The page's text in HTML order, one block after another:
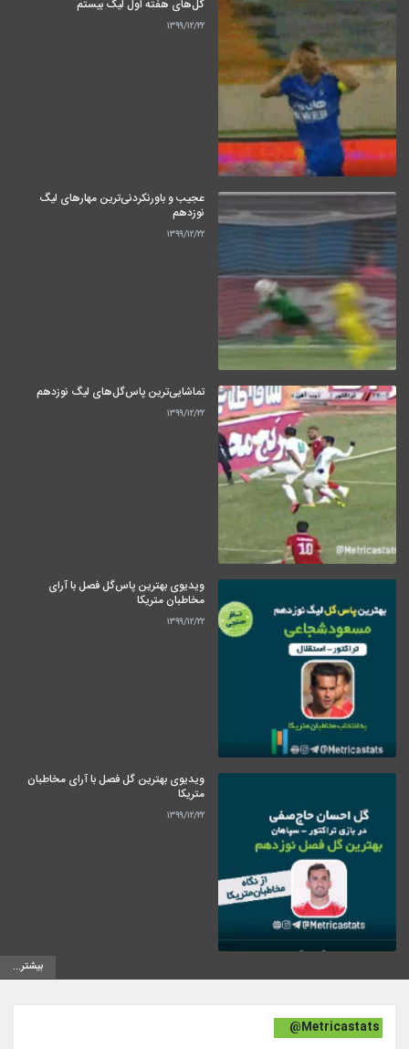
گل‌های هفته اول لیگ بیستم
۱۳۹۹/۱۲/۲۲
عجیب و باورنکردنی‌ترین مهارهای لیگ
نوزدهم
۱۳۹۹/۱۲/۲۲
تماشایی‌ترین پاس‌گل‌های لیگ نوزدهم
۱۳۹۹/۱۲/۲۲
ویدیوی بهترین پاس‌گل فصل با آرای
مخاطبان متریکا
۱۳۹۹/۱۲/۲۲
ویدیوی بهترین گل فصل با آرای مخاطبان
متریکا
۱۳۹۹/۱۲/۲۲
بیشتر...
@Metricastats